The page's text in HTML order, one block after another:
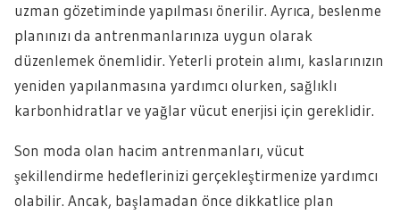
uzman gözetiminde yapılması önerilir. Ayrıca, beslenme
planınızı da antrenmanlarınıza uygun olarak
düzenlemek önemlidir. Yeterli protein alımı, kaslarınızın
yeniden yapılanmasına yardımcı olurken, sağlıklı
karbonhidratlar ve yağlar vücut enerjisi için gereklidir.
Son moda olan hacim antrenmanları, vücut
şekillendirme hedeflerinizi gerçekleştirmenize yardımcı
olabilir. Ancak, başlamadan önce dikkatlice plan